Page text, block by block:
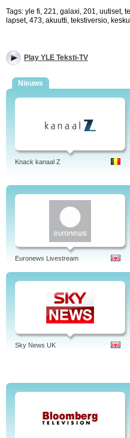
Tags: yle fi, 221, galaxi, 201, uutiset,
lapset, 473, akuutti, tekstiversio,
Play YLE Teksti-TV
Nieuws
Knack kanaal Z
Euronews Livestream
Sky News UK